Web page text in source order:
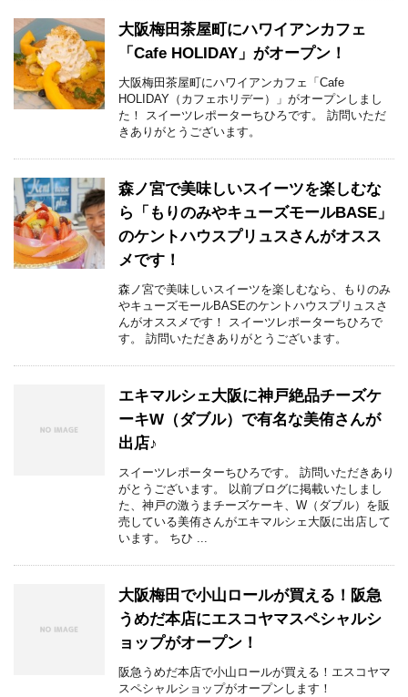
大阪梅田茶屋町にハワイアンカフェ
「Cafe HOLIDAY」がオープン！
大阪梅田茶屋町にハワイアンカフェ「Cafe
HOLIDAY（カフェホリデー）」がオープンしまし
た！ スイーツレポーターちひろです。 訪問いただ
きありがとうございます。
森ノ宮で美味しいスイーツを楽しむな
ら「もりのみやキューズモールBASE」
のケントハウスプリュスさんがオスス
メです！
森ノ宮で美味しいスイーツを楽しむなら、もりのみ
やキューズモールBASEのケントハウスプリュスさ
んがオススメです！ スイーツレポーターちひろで
す。 訪問いただきありがとうございます。
エキマルシェ大阪に神戸絶品チーズケ
ーキW（ダブル）で有名な美侑さんが
出店♪
スイーツレポーターちひろです。 訪問いただきあり
がとうございます。 以前ブログに掲載いたしまし
た、神戸の激うまチーズケーキ、W（ダブル）を販
売している美侑さんがエキマルシェ大阪に出店して
います。 ちひ ...
大阪梅田で小山ロールが買える！阪急
うめだ本店にエスコヤマスペシャルシ
ョップがオープン！
阪急うめだ本店で小山ロールが買える！エスコヤマ
スペシャルショップがオープンします！